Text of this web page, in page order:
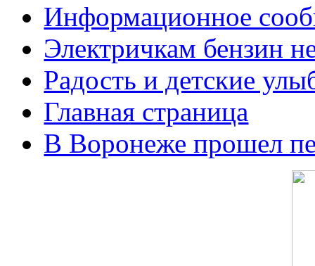
Информационное
Электричкам бензин
Радость и детские
Главная страница
В Воронеже прошел